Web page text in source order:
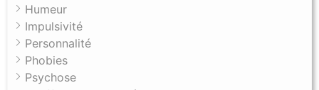
Humeur
Impulsivité
Personnalité
Phobies
Psychose